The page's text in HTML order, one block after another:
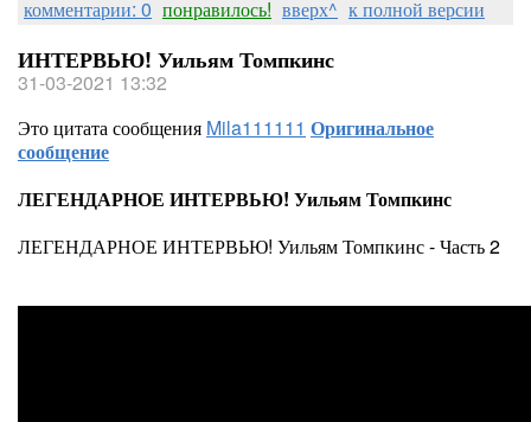
комментарии: 0 понравилось! вверх^ к полной версии
ИНТЕРВЬЮ! Уильям Томпкинс
31-03-2021 13:32
Это цитата сообщения Mila111111 Оригинальное
сообщение
ЛЕГЕНДАРНОЕ ИНТЕРВЬЮ! Уильям Томпкинс
ЛЕГЕНДАРНОЕ ИНТЕРВЬЮ! Уильям Томпкинс - Часть 2